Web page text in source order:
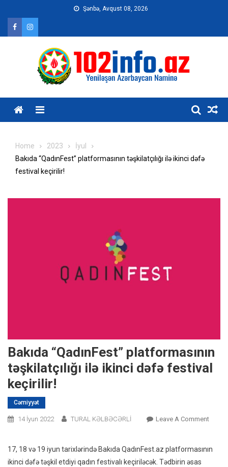
content
Şənbə, Avqust 08, 2026
Home 2023
İyul
Bakıda “QadınFest” platformasının təşkilatçılığı ilə ikinci dəfə
festival keçirilir!
Bakıda “QadınFest” platformasının
təşkilatçılığı ilə ikinci dəfə festival
keçirilir!
Cəmiyyət
14 İyun 2022 TURAL KƏLBƏCƏRLİ Leave A CommentOn
17, 18 və 19 iyun tarixlərində Bakıda QadınFest.az platformasının
ikinci dəfə təşkil etdiyi qadın festivalı keçiriləcək. Tədbirin əsas